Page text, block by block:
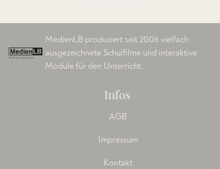
MedienLB produziert seit 2006 vielfach
ausgezeichnete Schulfilme und interaktive
Module für den Unterricht.
Infos
AGB
Impressum
Kontakt